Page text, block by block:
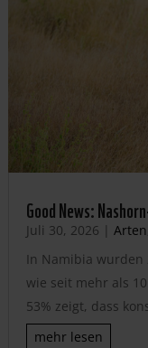
Good News:
Juli 30, 2026 | Arten
In Namibia wurden
wie seit mehr als
53% zeigt, dass
mehr lesen